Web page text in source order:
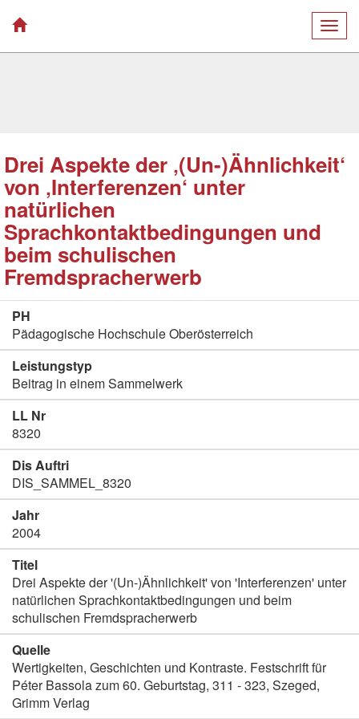
Drei Aspekte der ‚(Un-)Ähnlichkeit‘
von ‚Interferenzen‘ unter
natürlichen
Sprachkontaktbedingungen und
beim schulischen
Fremdspracherwerb
PH
Pädagogische Hochschule Oberösterreich
Leistungstyp
Beitrag in einem Sammelwerk
LL Nr
8320
Dis Auftri
DIS_SAMMEL_8320
Jahr
2004
Titel
Drei Aspekte der '(Un-)Ähnlichkeit' von 'Interferenzen' unter
natürlichen Sprachkontaktbedingungen und beim
schulischen Fremdspracherwerb
Quelle
Wertigkeiten, Geschichten und Kontraste. Festschrift für
Péter Bassola zum 60. Geburtstag, 311 - 323, Szeged,
Grimm Verlag